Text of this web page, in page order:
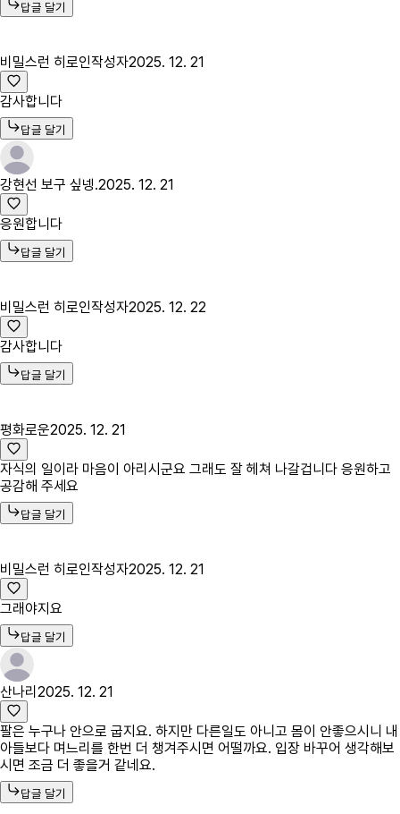
답글 달기
비밀스런 히로인작성자2025. 12. 21
감사합니다
답글 달기
강현선 보구 싶넹.2025. 12. 21
응원합니다
답글 달기
비밀스런 히로인작성자2025. 12. 22
감사합니다
답글 달기
평화로운2025. 12. 21
자식의 일이라 마음이 아리시군요 그래도 잘 헤쳐 나갈겁니다 응원하고
공감해 주세요
답글 달기
비밀스런 히로인작성자2025. 12. 21
그래야지요
답글 달기
산나리 2025. 12. 21
팔은 누구나 안으로 굽지요. 하지만 다른일도 아니고 몸이 안좋으시니 내
아들보다 며느리를 한번 더 챙겨주시면 어떨까요. 입장 바꾸어 생각해보
시면 조금 더 좋을거 같네요.
답글 달기